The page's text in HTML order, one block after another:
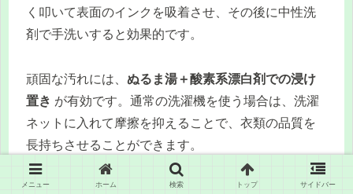
く叩いて表面のインクを吸着させ、その後に中性洗
剤で手洗いすると効果的です。
頑固な汚れには、 ぬるま湯＋酸素系漂白剤での浸け
置き が有効です。通常の洗濯機を使う場合は、洗濯
ネットに入れて摩擦を抑えることで、衣類の品質を
長持ちさせることができます。
メニュー ホーム 検索 トップ サイドバー